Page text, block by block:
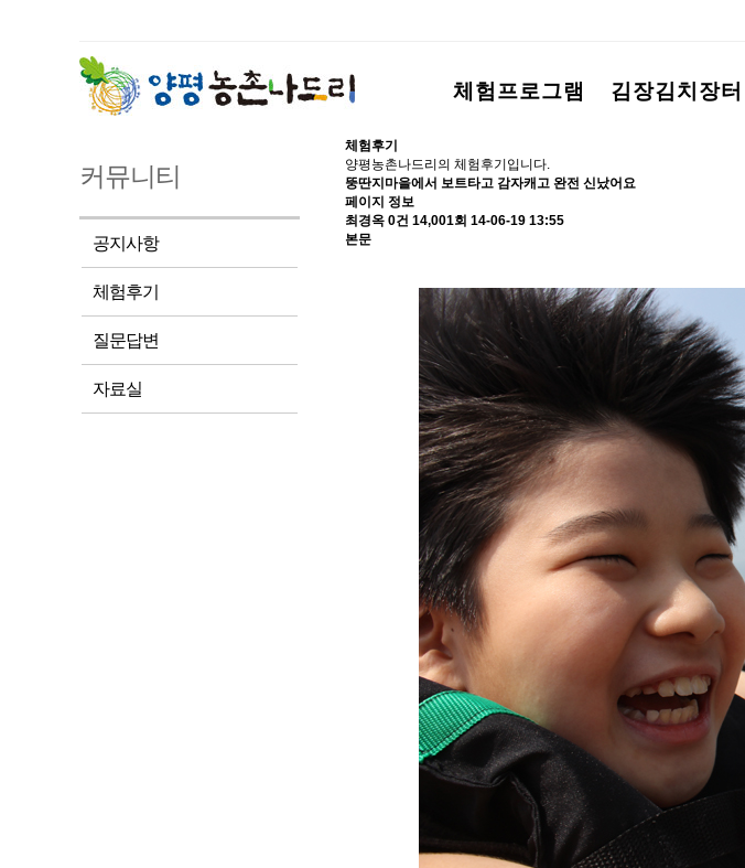
체험프로그램 김장김치장터
커뮤니티
공지사항
체험후기
질문답변
자료실
체험후기
양평농촌나드리의 체험후기입니다.
뚱딴지마을에서 보트타고 감자캐고 완전 신났어요
페이지 정보
최경옥 0건 14,001회 14-06-19 13:55
본문